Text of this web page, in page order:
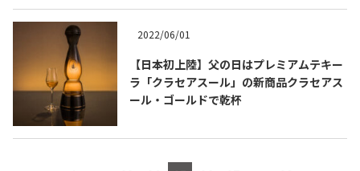
テキーラの飲み方
メキシコ料理 メキシコ旅行
メキシコの記念日
2022/06/01
【日本初上陸】父の日はプレミアムテキー
ラ「クラセアスール」の新商品クラセアス
ール・ゴールドで乾杯